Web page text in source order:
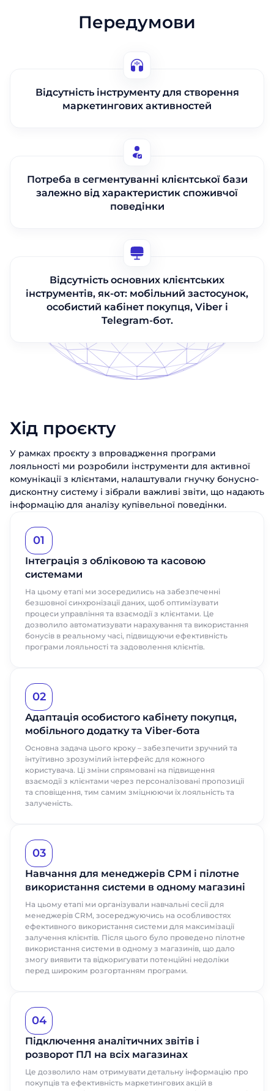
Передумови
Відсутність інструменту для створення
маркетингових активностей
Потреба в сегментуванні клієнтської бази
залежно від характеристик споживчої
поведінки
Відсутність основних клієнтських
інструментів, як-от: мобільний застосунок,
особистий кабінет покупця, Viber і
Telegram-бот.
Хід проєкту
У рамках проєкту з впровадження програми
лояльності ми розробили інструменти для активної
комунікації з клієнтами, налаштували гнучку бонусно-
дисконтну систему і зібрали важливі звіти, що надають
інформацію для аналізу купівельної поведінки.
01
Інтеграція з обліковою та касовою
системами
На цьому етапі ми зосередились на забезпеченні
безшовної синхронізації даних, щоб оптимізувати
процеси управління та взаємодії з клієнтами. Це
дозволило автоматизувати нарахування та використання
бонусів в реальному часі, підвищуючи ефективність
програми лояльності та задоволення клієнтів.
02
Адаптація особистого кабінету покупця,
мобільного додатку та Viber-бота
Основна задача цього кроку – забезпечити зручний та
інтуїтивно зрозумілий інтерфейс для кожного
користувача. Ці зміни спрямовані на підвищення
взаємодії з клієнтами через персоналізовані пропозиції
та сповіщення, тим самим зміцнюючи їх лояльність та
залученість.
03
Навчання для менеджерів СРМ і пілотне
використання системи в одному магазині
На цьому етапі ми організували навчальні сесії для
менеджерів CRM, зосереджуючись на особливостях
ефективного використання системи для максимізації
залучення клієнтів. Після цього було проведено пілотне
використання системи в одному з магазинів, що дало
змогу виявити та відкоригувати потенційні недоліки
перед широким розгортанням програми.
04
Підключення аналітичних звітів і
розворот ПЛ на всіх магазинах
Це дозволило нам отримувати детальну інформацію про
покупців та ефективність маркетингових акцій в